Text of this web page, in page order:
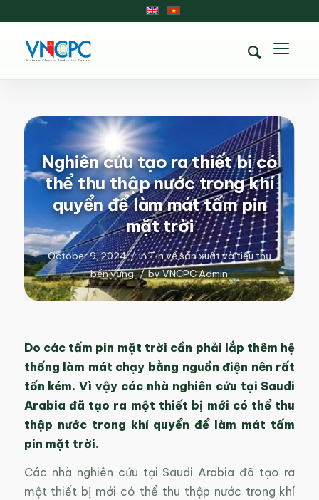
Nghiên cứu tạo ra thiết bị có
thể thu thập nước trong khí
quyển để làm mát tấm pin
mặt trời
October 9, 2024 / inTin về sản xuất và tiêu thụ
bền vững / byVNCPC Admin
Do các tấm pin mặt trời cần phải lắp thêm hệ
thống làm mát chạy bằng nguồn điện nên rất
tốn kém. Vì vậy các nhà nghiên cứu tại Saudi
Arabia đã tạo ra một thiết bị mới có thể thu
thập nước trong khí quyển để làm mát tấm
pin mặt trời.
Các nhà nghiên cứu tại Saudi Arabia đã tạo ra
một thiết bị mới có thể thu thập nước trong khí